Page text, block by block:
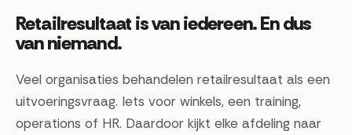
Retailresultaat is van iedereen. En dus
van niemand.
Veel organisaties behandelen retailresultaat als een
uitvoeringsvraag. Iets voor winkels, een training,
operations of HR. Daardoor kijkt elke afdeling naar